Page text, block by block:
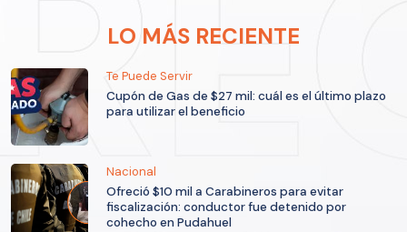
LO MÁS RECIENTE
Te Puede Servir
Cupón de Gas de $27 mil: cuál es el último plazo
para utilizar el beneficio
Nacional
Ofreció $10 mil a Carabineros para evitar
fiscalización: conductor fue detenido por
cohecho en Pudahuel